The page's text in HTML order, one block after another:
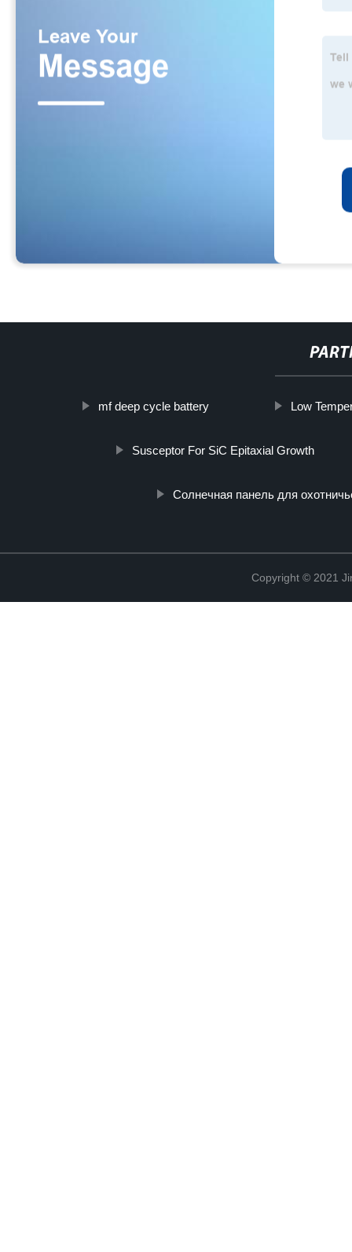
mf deep cycle battery Low
Susceptor For SiC Epitaxial Growth
Солнечная панель для
Copyright © 2021